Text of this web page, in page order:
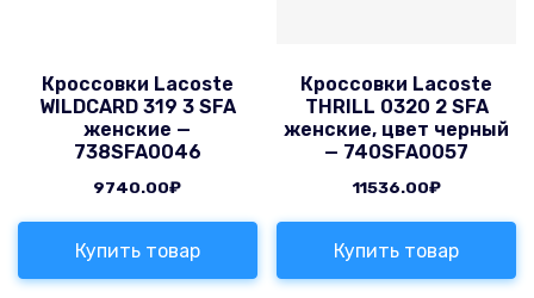
Кроссовки Lacoste
WILDCARD 319 3 SFA
женские —
738SFA0046
9740.00₽
Купить товар
Кроссовки Lacoste
THRILL 0320 2 SFA
женские, цвет черный
— 740SFA0057
11536.00₽
Купить товар